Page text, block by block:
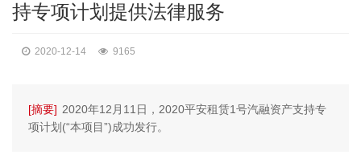
持专项计划提供法律服务
2020-12-14 9165
[摘要] 2020年12月11日，2020平安租赁1号汽融资产支持专
项计划(“本项目”)成功发行。